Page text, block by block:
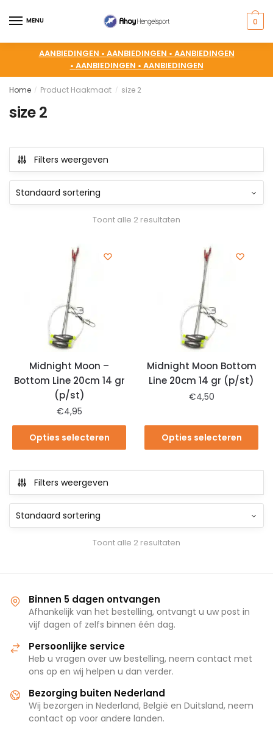
MENU 0
AANBIEDINGEN • AANBIEDINGEN • AANBIEDINGEN
• AANBIEDINGEN • AANBIEDINGEN
Home / Product Haakmaat / size 2
size 2
Filters weergeven
Toont alle 2 resultaten
Midnight Moon –
Bottom Line 20cm 14 gr
(p/st)
€4,95
Opties selecteren
Midnight Moon Bottom
Line 20cm 14 gr (p/st)
€4,50
Opties selecteren
Filters weergeven
Toont alle 2 resultaten
Binnen 5 dagen ontvangen
Afhankelijk van het bestelling, ontvangt u uw post in
vijf dagen of zelfs binnen één dag.
Persoonlijke service
Heb u vragen over uw bestelling, neem contact met
ons op en wij helpen u dan verder.
Bezorging buiten Nederland
Wij bezorgen in Nederland, België en Duitsland, neem
contact op voor andere landen.